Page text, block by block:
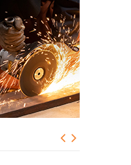
· Display
složenih
korist